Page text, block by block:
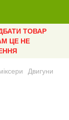
ТОВАР
ЦЕ НЕ
Двигуни